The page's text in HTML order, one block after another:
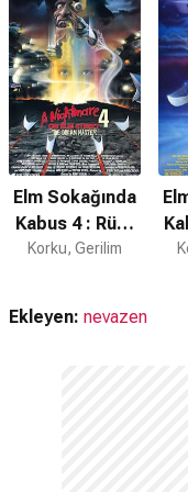
Elm Sokağında
Kabus 4 : Rüya
Ustası
Korku, Gerilim
Ekleyen: nevazen